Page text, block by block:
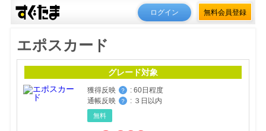
ログイン 無料会員登録
エポスカード
グレード対象
獲得反映 ？ : 60日程度
通帳反映
？ : ３日以内
無料